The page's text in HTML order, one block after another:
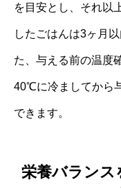
を目安とし、それ以
したごはんは3ヶ月
た、与える前の温度
40℃に冷ましてから
できます。
栄養バランス